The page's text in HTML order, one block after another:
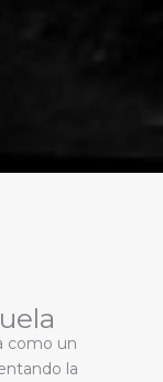
como un
la